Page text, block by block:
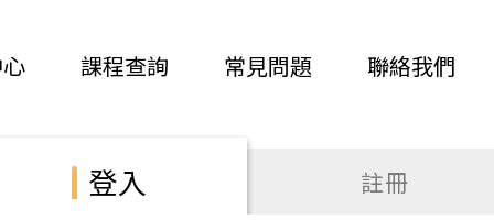
課程查詢 常見問題 聯絡我們
登入 註冊